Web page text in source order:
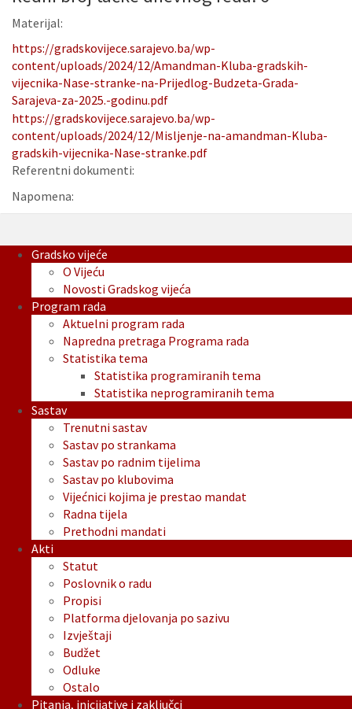
Materijal:
https://gradskovijece.sarajevo.ba/wp-
content/uploads/2024/12/Amandman-Kluba-gradskih-
vijecnika-Nase-stranke-na-Prijedlog-Budzeta-Grada-
Sarajeva-za-2025.-godinu.pdf
https://gradskovijece.sarajevo.ba/wp-
content/uploads/2024/12/Misljenje-na-amandman-Kluba-
gradskih-vijecnika-Nase-stranke.pdf
Referentni dokumenti:
Napomena:
Gradsko vijeće
O Vijeću
Novosti Gradskog vijeća
Program rada
Aktuelni program rada
Napredna pretraga Programa rada
Statistika tema
Statistika programiranih tema
Statistika neprogramiranih tema
Sastav
Trenutni sastav
Sastav po strankama
Sastav po radnim tijelima
Sastav po klubovima
Vijećnici kojima je prestao mandat
Radna tijela
Prethodni mandati
Akti
Statut
Poslovnik o radu
Propisi
Platforma djelovanja po sazivu
Izvještaji
Budžet
Odluke
Ostalo
Pitanja, inicijative i zaključci